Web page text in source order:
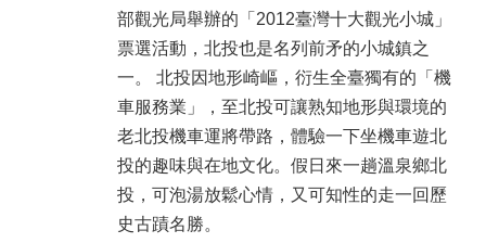
部觀光局舉辦的「2012臺灣十大觀光小城」
票選活動，北投也是名列前矛的小城鎮之
一。 北投因地形崎嶇，衍生全臺獨有的「機
車服務業」，至北投可讓熟知地形與環境的
老北投機車運將帶路，體驗一下坐機車遊北
投的趣味與在地文化。假日來一趟溫泉鄉北
投，可泡湯放鬆心情，又可知性的走一回歷
史古蹟名勝。